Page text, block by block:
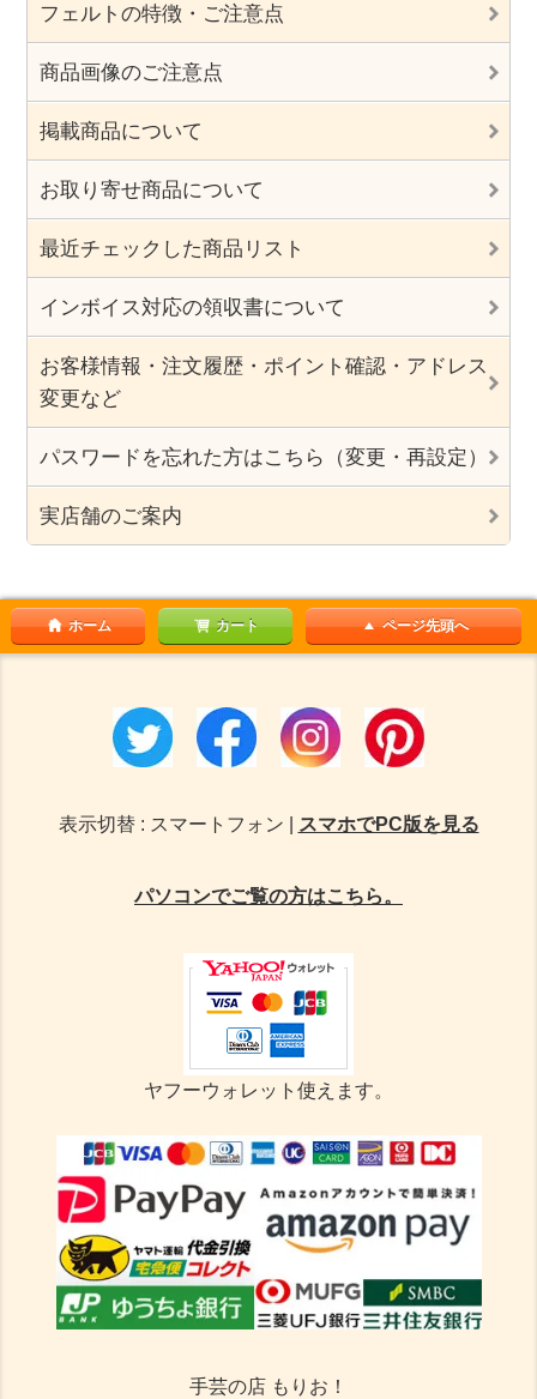
フェルトの特徴・ご注意点
商品画像のご注意点
掲載商品について
お取り寄せ商品について
最近チェックした商品リスト
インボイス対応の領収書について
お客様情報・注文履歴・ポイント確認・アドレス
変更など
パスワードを忘れた方はこちら（変更・再設定）
実店舗のご案内
ホーム カート ページ先頭へ
表示切替 : スマートフォン | スマホでPC版を見る
パソコンでご覧の方はこちら。
ヤフーウォレット使えます。
手芸の店 もりお！